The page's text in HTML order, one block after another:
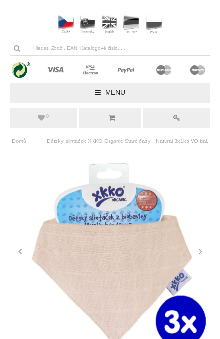
MENU
0
Domů —— Dětský slintáček XKKO Organic Staré časy - Natural 3x1ks VO bal.